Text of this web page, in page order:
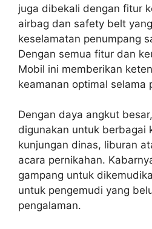
juga dibekali dengan fitur
airbag dan safety belt
keselamatan penumpang
Dengan semua fitur dan
Mobil ini memberikan
keamanan optimal selama
Dengan daya angkut
digunakan untuk berbagai
kunjungan dinas, liburan
acara pernikahan.
gampang untuk
untuk pengemudi yang
pengalaman.